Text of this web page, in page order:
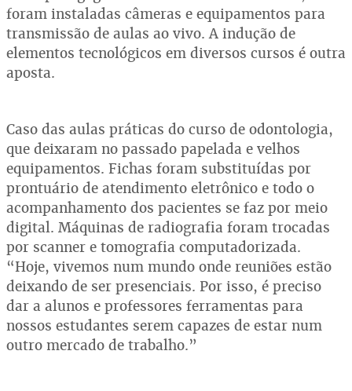
foram instaladas câmeras e equipamentos para
transmissão de aulas ao vivo. A indução de
elementos tecnológicos em diversos cursos é outra
aposta.
Caso das aulas práticas do curso de odontologia,
que deixaram no passado papelada e velhos
equipamentos. Fichas foram substituídas por
prontuário de atendimento eletrônico e todo o
acompanhamento dos pacientes se faz por meio
digital. Máquinas de radiografia foram trocadas
por scanner e tomografia computadorizada.
“Hoje, vivemos num mundo onde reuniões estão
deixando de ser presenciais. Por isso, é preciso
dar a alunos e professores ferramentas para
nossos estudantes serem capazes de estar num
outro mercado de trabalho.”